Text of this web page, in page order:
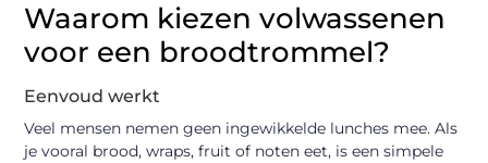
Waarom kiezen volwassenen
voor een broodtrommel?
Eenvoud werkt
Veel mensen nemen geen ingewikkelde lunches mee. Als
je vooral brood, wraps, fruit of noten eet, is een simpele